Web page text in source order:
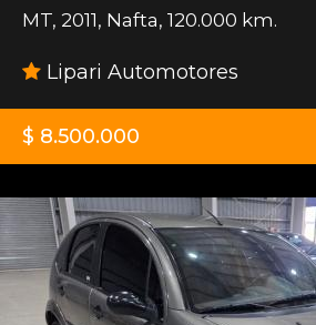
MT, 2011, Nafta, 120.000 km.
Lipari Automotores
$ 8.500.000